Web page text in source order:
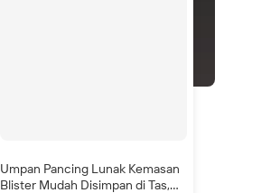
Umpan Pancing Lunak Kemasan
Blister Mudah Disimpan di Tas,